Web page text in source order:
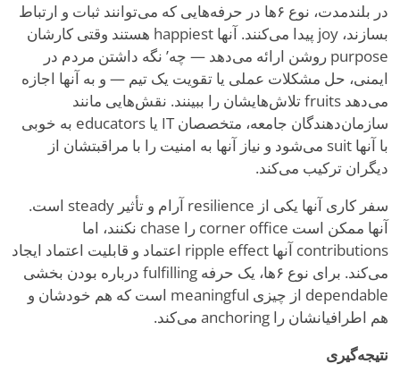
در بلندمدت، نوع ۶ها در حرفه‌هایی که می‌توانند ثبات و ارتباط
بسازند، joy پیدا می‌کنند. آنها happiest هستند وقتی کارشان
purpose روشن ارائه می‌دهد — چه
’ نگه داشتن مردم در
ایمنی، حل مشکلات عملی یا تقویت یک تیم — و به آنها اجازه
می‌دهد fruits تلاش‌هایشان را ببینند. نقش‌هایی مانند
سازمان‌دهندگان جامعه، متخصصان IT یا educators به خوبی
با آنها suit می‌شود و نیاز آنها به امنیت را با مراقبتشان از
دیگران ترکیب می‌کند.
سفر کاری آنها یکی از resilience آرام و تأثیر steady است.
آنها ممکن است corner office را chase نکنند، اما
contributions آنها ripple effect اعتماد و قابلیت اعتماد ایجاد
می‌کند. برای نوع ۶ها، یک حرفه fulfilling درباره بودن بخشی
dependable از چیزی meaningful است که هم خودشان و
هم اطرافیانشان را anchoring می‌کند.
نتیجه‌گیری